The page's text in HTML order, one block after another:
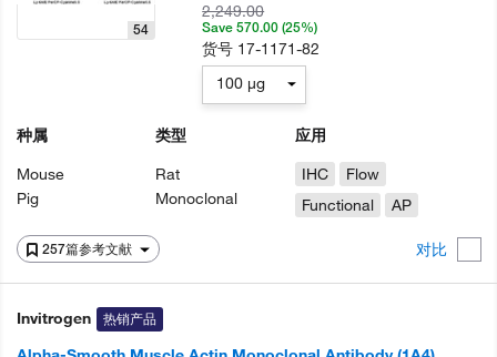
257篇参考文献 对比
54
种属
Mouse
Pig
类型
Rat
Monoclonal
应用
IHC
Flow
Functional
AP
2,249.00
Save 570.00 (25%)
货号 17-1171-82
100 µg
Invitrogen 热销产品